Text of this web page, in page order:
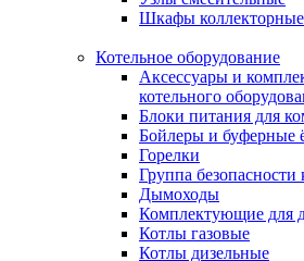
Шкафы коллекторные
Котельное оборудование
Аксессуары и
котельного
Блоки питания для
Бойлеры и буферные
Горелки
Группа безопасности
Дымоходы
Комплектующие для
Котлы газовые
Котлы дизельные